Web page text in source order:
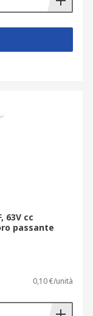
63V cc
passante
0,10 €/unità